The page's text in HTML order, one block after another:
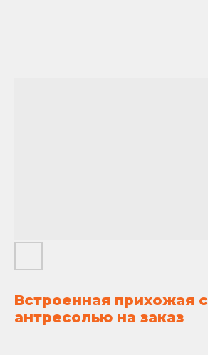
Встроенная прихожая с
антресолью на заказ